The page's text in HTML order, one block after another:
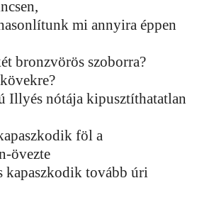
mi annyira éppen
bronzvörös szoborra?
Illyés nótája kipusztíthatatlan
föl a
övezte
kapaszkodik tovább úri